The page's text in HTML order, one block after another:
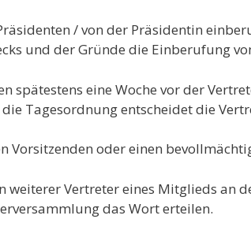
/ von der Präsidentin
und der Gründe die Einberufung
spätestens eine Woche vor der
Tagesordnung entscheidet die
oder einen
weiterer Vertreter eines Mitglieds an
das Wort erteilen.